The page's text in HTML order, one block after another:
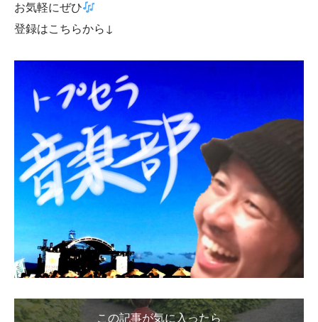
お気軽にぜひ
登録はこちらから↓
この記事が気に入ったら